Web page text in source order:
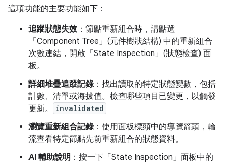
這項功能的主要功能如下：
追蹤狀態失效 ：節點重新組合時，請點選
「Component Tree」(元件樹狀結構) 中的重新組合
次數連結，開啟「State Inspection」(狀態檢查) 面
板。
詳細堆疊追蹤記錄：找出讀取的特定狀態變數，包括
計數、清單或海拔值。檢查哪些項目已變更，以觸發
更新。
invalidated
瀏覽重新組合記錄：使用面板標頭中的導覽箭頭，輪
流查看特定節點先前重新組合的狀態資料。
AI 輔助說明 ：按一下「State Inspection」面板中的